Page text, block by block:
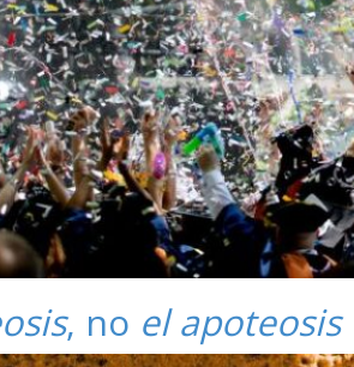
, no el apoteosis